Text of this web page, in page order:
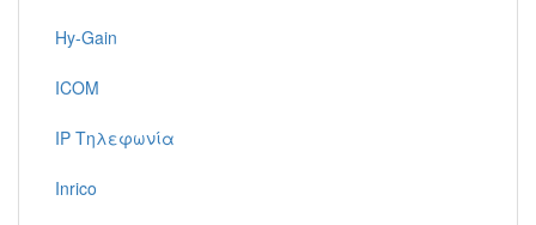
Hy-Gain
ICOM
IP Τηλεφωνία
Inrico